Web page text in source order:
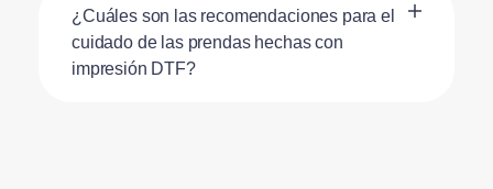
¿Cuáles son las recomendaciones para el
cuidado de las prendas hechas con
impresión DTF?